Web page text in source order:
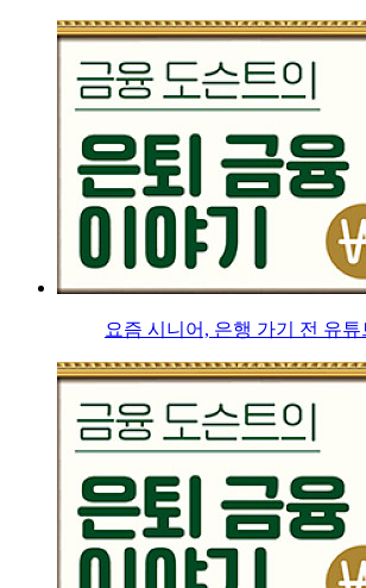
요즘 시니어, 은행 가기 전 유